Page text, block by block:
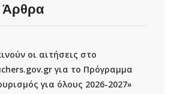
οι αιτήσεις στο
για το Πρόγραμμα
για όλους 2026-2027»